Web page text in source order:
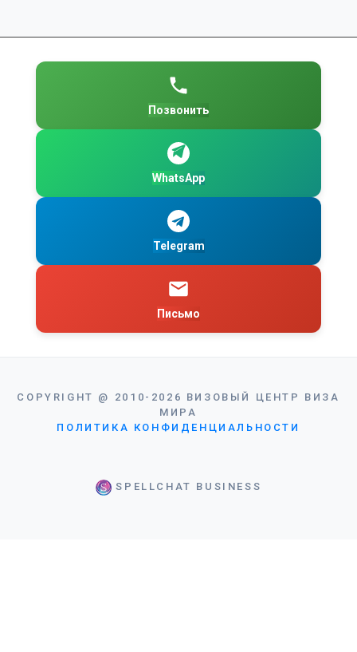
Позвонить
WhatsApp
Telegram
Письмо
COPYRIGHT @ 2010-2026 ВИЗОВЫЙ ЦЕНТР ВИЗА
МИРА
ПОЛИТИКА КОНФИДЕНЦИАЛЬНОСТИ
SPELLCHAT BUSINESS